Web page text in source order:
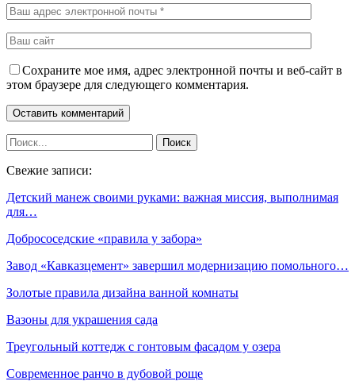
Сохраните мое имя, адрес электронной почты и веб-сайт в
этом браузере для следующего комментария.
Свежие записи:
Детский манеж своими руками: важная миссия, выполнимая
для…
Добрососедские «правила у забора»
Завод «Кавказцемент» завершил модернизацию помольного…
Золотые правила дизайна ванной комнаты
Вазоны для украшения сада
Треугольный коттедж с гонтовым фасадом у озера
Современное ранчо в дубовой роще